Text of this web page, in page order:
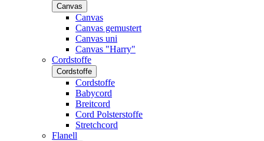
Canvas
Canvas
Canvas gemustert
Canvas uni
Canvas "Harry"
Cordstoffe
Cordstoffe
Cordstoffe
Babycord
Breitcord
Cord Polsterstoffe
Stretchcord
Flanell